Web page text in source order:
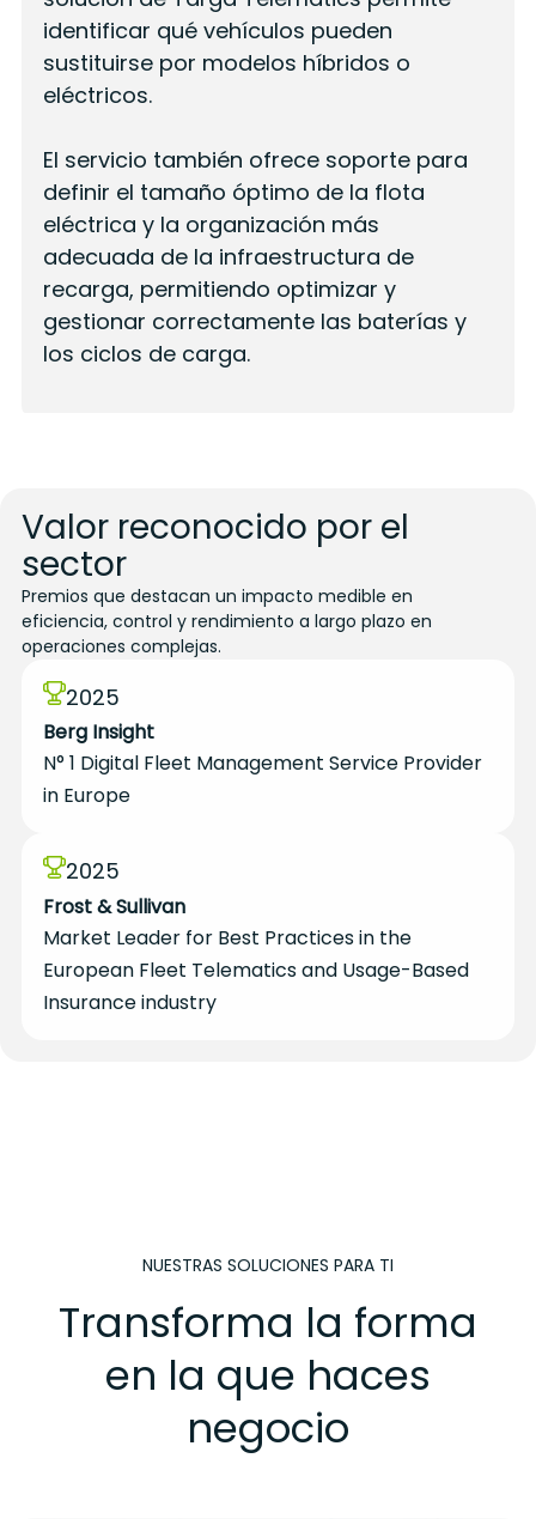
identificar qué vehículos pueden
sustituirse por modelos híbridos o
eléctricos.
El servicio también ofrece soporte para
definir el tamaño óptimo de la flota
eléctrica y la organización más
adecuada de la infraestructura de
recarga, permitiendo optimizar y
gestionar correctamente las baterías y
los ciclos de carga.
Valor reconocido por el
sector
Premios que destacan un impacto medible en
eficiencia, control y rendimiento a largo plazo en
operaciones complejas.
2025
Berg Insight
N° 1 Digital Fleet Management Service Provider
in Europe
2025
Frost & Sullivan
Market Leader for Best Practices in the
European Fleet Telematics and Usage-Based
Insurance industry
NUESTRAS SOLUCIONES PARA TI
Transforma la forma
en la que haces
negocio